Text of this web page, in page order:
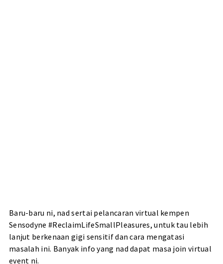
Baru-baru ni, nad sertai pelancaran virtual kempen
Sensodyne #ReclaimLifeSmallPleasures, untuk tau lebih
lanjut berkenaan gigi sensitif dan cara mengatasi
masalah ini. Banyak info yang nad dapat masa join virtual
event ni.